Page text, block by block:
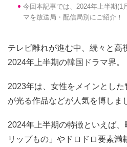
今回本記事では、2024年上半期(1
マを放送局・配信局別にご紹介！
テレビ離れが進む中、続々と高
2024年上半期の韓国ドラマ界。
2023年は、女性をメインとし
が光る作品などが人気を博しま
2024年上半期の特徴といえば
リップもの」やドロドロ要素満